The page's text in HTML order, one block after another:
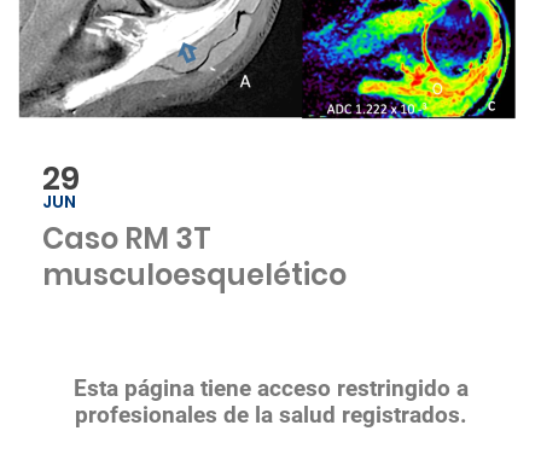
29
JUN
Caso RM 3T
musculoesquelético
Esta página tiene acceso restringido a
profesionales de la salud registrados.